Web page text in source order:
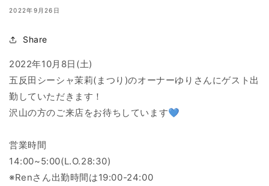
2022年9月26日
Share
2022年10月8日(土)
五反田シーシャ茉莉(まつり)のオーナーゆりさんにゲスト出
勤していただきます！
沢山の方のご来店をお待ちしています💙
営業時間
14:00~5:00(L.O.28:30)
※Renさん出勤時間は19:00-24:00